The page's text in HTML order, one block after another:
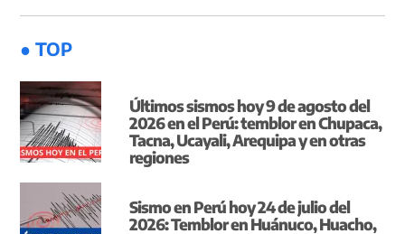
● TOP
Últimos sismos hoy 9 de agosto del
2026 en el Perú: temblor en Chupaca,
Tacna, Ucayali, Arequipa y en otras
regiones
Sismo en Perú hoy 24 de julio del
2026: Temblor en Huánuco, Huacho,